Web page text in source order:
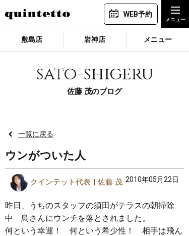
WEB予約
敷島店 岩神店 メニュー
sato-shigeru
佐藤 茂のブログ
一覧に戻る
ウンがついた人
クインテット代表 佐藤 茂 2010年05月22日
昨日、うちのスタッフの須田がテラスの朝掃除
中 鳥さんにウンチを落とされました。
何という幸運！ 何という希少性！ 相手は飛ん